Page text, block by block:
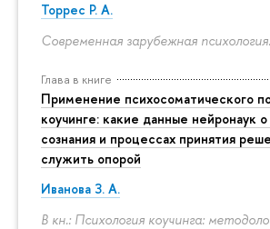
Торрес Р. А.
Современная зарубежная
Глава в книге
Применение психосоматического
коучинге: какие данные нейронаук
сознания и процессах принятия
служить опорой
Иванова З. А.
В кн.: Психология коучинга: